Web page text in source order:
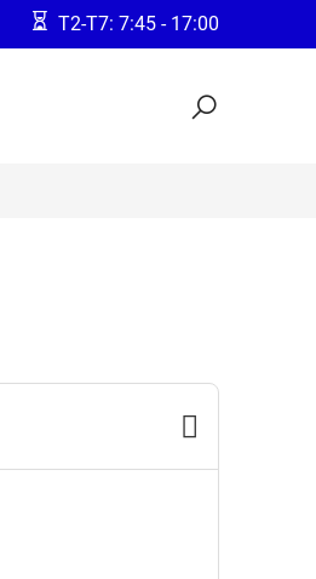
T2-T7: 7:45 - 17:00